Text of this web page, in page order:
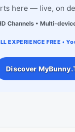
here — live, on
Channels • Multi-
EXPERIENCE FREE •
Discover